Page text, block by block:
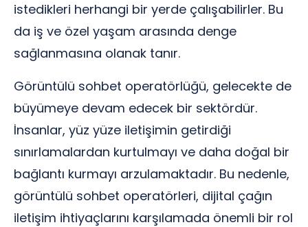
istedikleri herhangi bir yerde çalışabilirler. Bu
da iş ve özel yaşam arasında denge
sağlanmasına olanak tanır.
Görüntülü sohbet operatörlüğü, gelecekte de
büyümeye devam edecek bir sektördür.
İnsanlar, yüz yüze iletişimin getirdiği
sınırlamalardan kurtulmayı ve daha doğal bir
bağlantı kurmayı arzulamaktadır. Bu nedenle,
görüntülü sohbet operatörleri, dijital çağın
iletişim ihtiyaçlarını karşılamada önemli bir rol